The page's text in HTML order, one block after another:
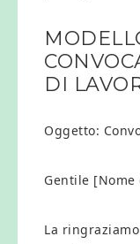
DI
Oggetto:
Gentile
La